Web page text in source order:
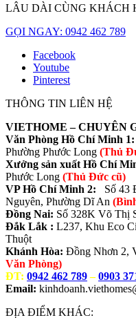
LÂU DÀI CÙNG KHÁCH
GỌI NGAY: 0942 462 789
Facebook
Youtube
Pinterest
THÔNG TIN LIÊN HỆ
VIETHOME – CHUYÊN
Văn Phòng Hồ Chí Minh 1:
Phường Phước Long (Thủ
Xưởng sản xuất Hồ Chí
Phước Long (Thủ Đức cũ)
VP Hồ Chí Minh 2: Số 43
Nguyên, Phường Dĩ An
Đồng Nai: Số 328K Võ Thị
Đắk Lắk : L237, Khu Eco
Thuột
Khánh Hòa: Đồng Nhơn 2,
Văn Phòng)
ĐT: 0942 462 789–0903
Email:
ĐỊA ĐIỂM KHÁC: